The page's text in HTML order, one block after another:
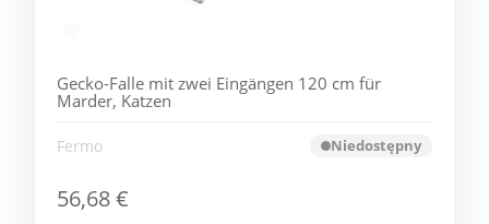
Gecko-Falle mit zwei Eingängen 120 cm für
Marder, Katzen
Fermo Niedostępny
56,68 €